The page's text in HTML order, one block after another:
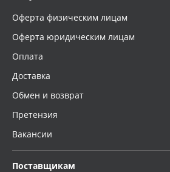
Оферта физическим лицам
Оферта юридическим лицам
Оплата
Доставка
Обмен и возврат
Претензия
Вакансии
Поставщикам